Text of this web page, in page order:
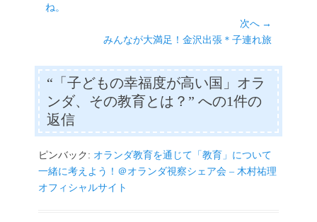
ナ
ー
シ
ョ
ン
の
ね。
次へ →
投
みんなが大満足！金沢出張＊子連れ旅
“「子どもの幸福度が高い国」オラ
ンダ、その教育とは？” への1件の
返信
ピンバック: オランダ教育を通じて「教育」について
一緒に考えよう！＠オランダ視察シェア会 – 木村祐理
オフィシャルサイト